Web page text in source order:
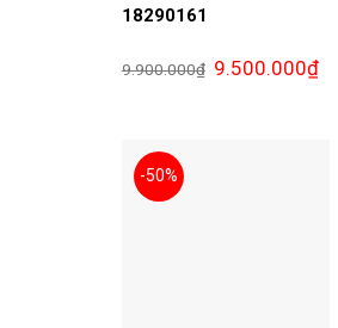
18290161
9.900.000₫ Giá
gốc
9.500.000₫Giá
hiện
-50%